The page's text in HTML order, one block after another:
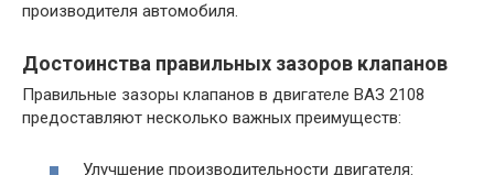
производителя автомобиля.
Достоинства правильных зазоров клапанов
Правильные зазоры клапанов в двигателе ВАЗ 2108
предоставляют несколько важных преимуществ:
Улучшение производительности двигателя: